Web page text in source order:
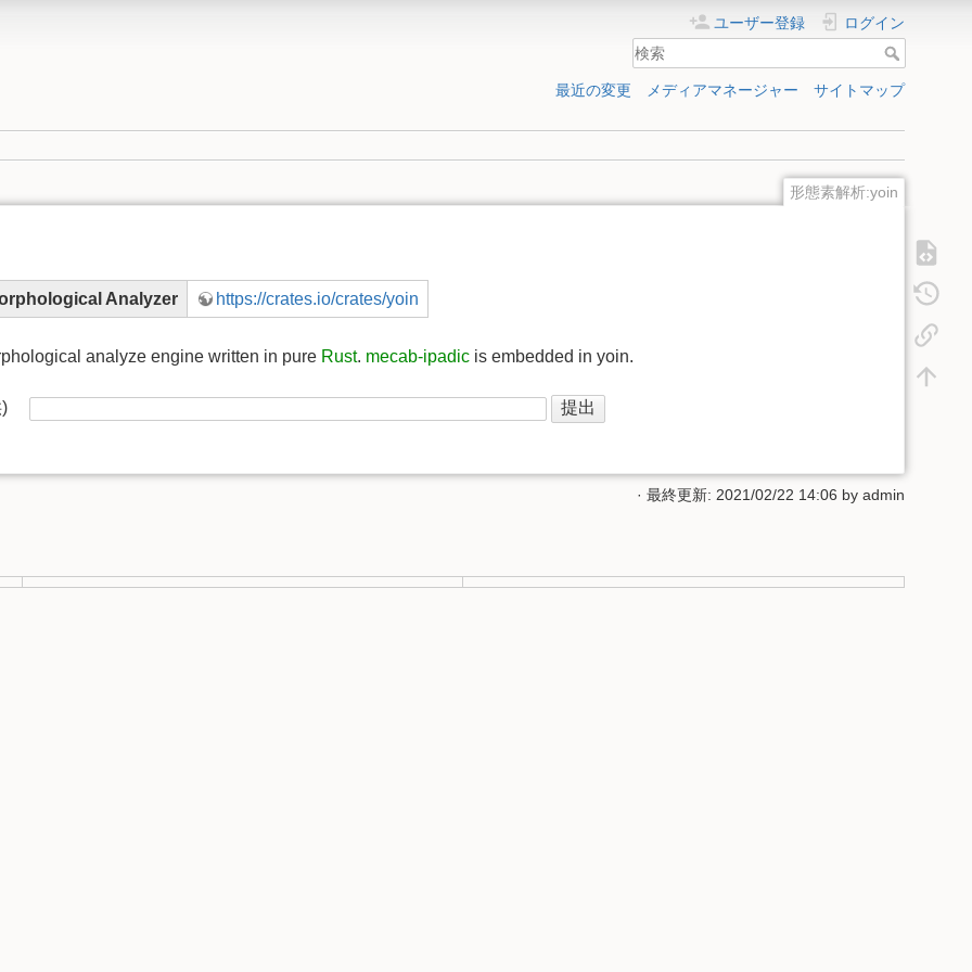
ユーザー登録 ログイン
最近の変更 メディアマネージャー サイトマップ
形態素解析:yoin
Analyzer https://crates.io/crates/yoin
analyze engine written in pure Rust. mecab-ipadic is embedded in yoin.
)
· 最終更新: 2021/02/22 14:06 by admin